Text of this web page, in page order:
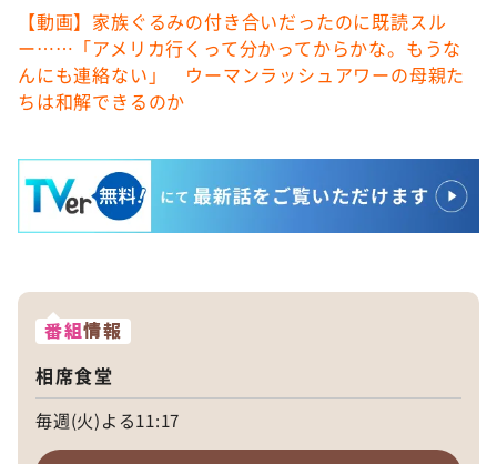
【動画】家族ぐるみの付き合いだったのに既読スル
ー……「アメリカ行くって分かってからかな。もうな
んにも連絡ない」 ウーマンラッシュアワーの母親た
ちは和解できるのか
番組情報
相席食堂
毎週(火)よる11:17